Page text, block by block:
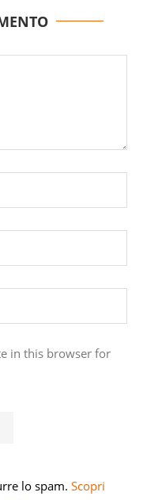
in this browser for
lo spam. Scopri